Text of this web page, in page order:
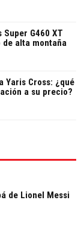
G460 XT
alta montaña
Yaris Cross: ¿qué
a su precio?
de Lionel Messi